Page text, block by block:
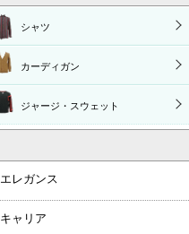
シャツ
カーディガン
ジャージ・スウェット
エレガンス
キャリア